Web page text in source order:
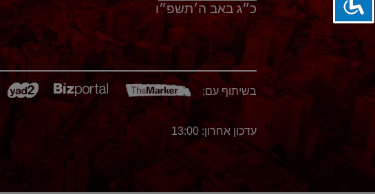
כ״ג באב ה׳תשפ״ו
בשיתוף עם:
עדכון אחרון: 13:00